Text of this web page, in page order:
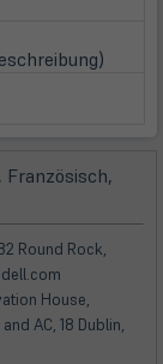
Französisch,
Round Rock,
House,
AC, 18 Dublin,